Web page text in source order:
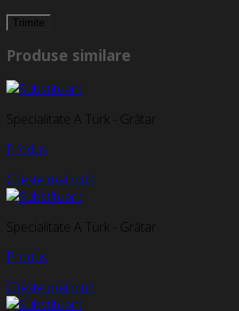
Produse similare
Specialitate A Turk - Grătar
Produs
Citește mai mult
Specialitate A Turk - Grătar
Produs
Citește mai mult